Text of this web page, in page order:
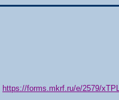
https://forms.mkrf.ru/e/2579/